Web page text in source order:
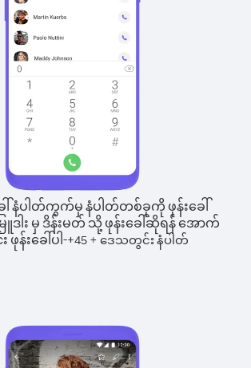
ေါ်နံပါတ်ကွက်မှ နံပါတ်တစ်ခုကို ဖုန်းခေါ်
ဒါး မှ ဒိန်းမတ် သို့ ဖုန်းခေါ်ဆိုရန် အောက်
ဖုန်းခေါ်ပါ-+45 +ဒေသတွင်း နံပါတ်